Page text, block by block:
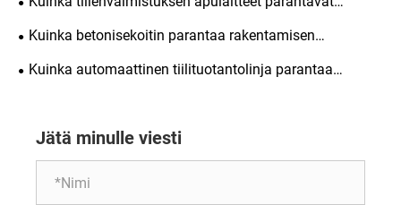
tuotannon tehokkuutta?
Kuinka betonisekoitin parantaa rakentamisen
tehokkuutta?
Kuinka automaattinen tiilituotantolinja parantaa
Jätä minulle viesti